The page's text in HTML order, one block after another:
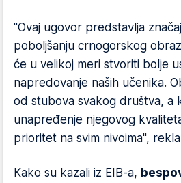
"Ovaj ugovor predstavlja
poboljšanju crnogorskog
će u velikoj meri stvoriti bolje
napredovanje naših učenika.
od stubova svakog društva, a
unapređenje njegovog
prioritet na svim nivoima",
Kako su kazali iz EIB-a,